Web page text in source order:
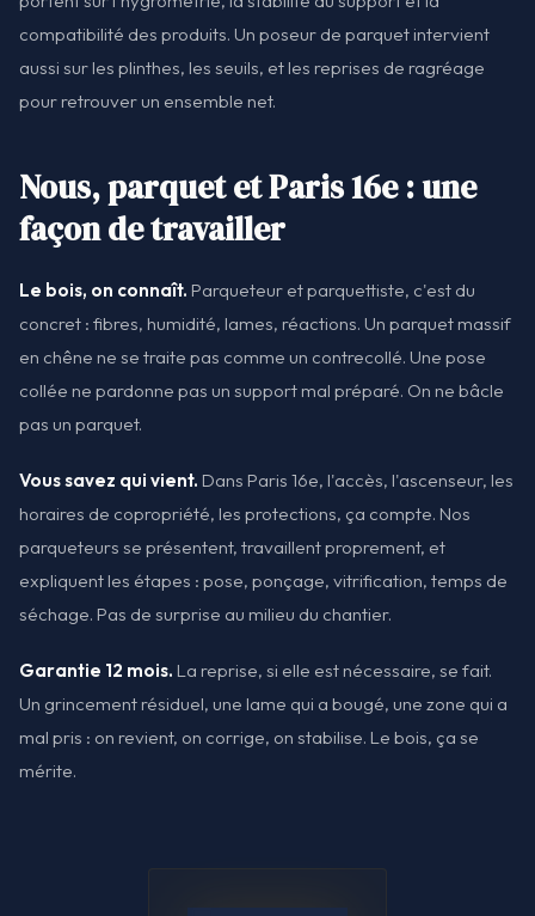
compatibilité des produits. Un poseur de parquet intervient
aussi sur les plinthes, les seuils, et les reprises de ragréage
pour retrouver un ensemble net.
Nous, parquet et Paris 16e : une
façon de travailler
Le bois, on connaît. Parqueteur et parquettiste, c'est du
concret : fibres, humidité, lames, réactions. Un parquet massif
en chêne ne se traite pas comme un contrecollé. Une pose
collée ne pardonne pas un support mal préparé. On ne bâcle
pas un parquet.
Vous savez qui vient. Dans Paris 16e, l'accès, l'ascenseur, les
horaires de copropriété, les protections, ça compte. Nos
parqueteurs se présentent, travaillent proprement, et
expliquent les étapes : pose, ponçage, vitrification, temps de
séchage. Pas de surprise au milieu du chantier.
Garantie 12 mois. La reprise, si elle est nécessaire, se fait.
Un grincement résiduel, une lame qui a bougé, une zone qui a
mal pris : on revient, on corrige, on stabilise. Le bois, ça se
mérite.